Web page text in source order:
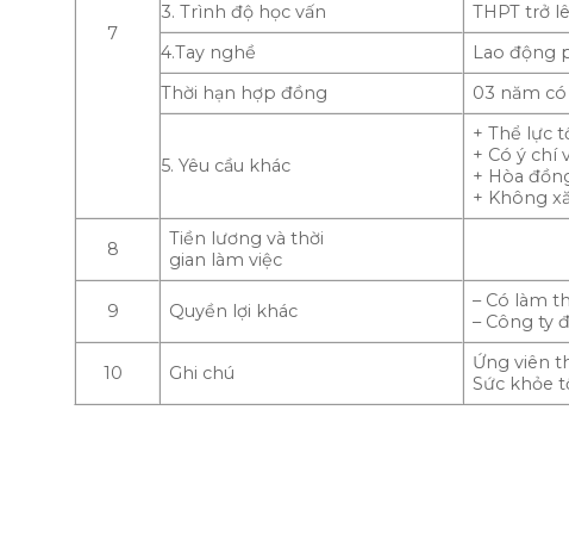
7
3. Trình độ học vấn
THPT trở
4.Tay nghề
Lao động
Thời hạn hợp đồng
03 năm
5. Yêu cầu khác
+ Thể lực
+ Có ý chí
+ Hòa
+ Không
8
Tiền lương và thời
gian làm việc
9 Quyền lợi khác
– Có làm
– Công ty
10 Ghi chú
Ứng viên
Sức khỏe